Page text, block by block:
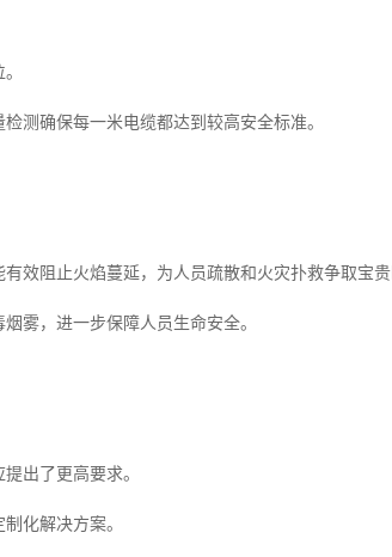
测确保每一米电缆都达到较高安全标准。
效阻止火焰蔓延，为人员疏散和火灾扑救争取宝贵
雾，进一步保障人员生命安全。
出了更高要求。
化解决方案。